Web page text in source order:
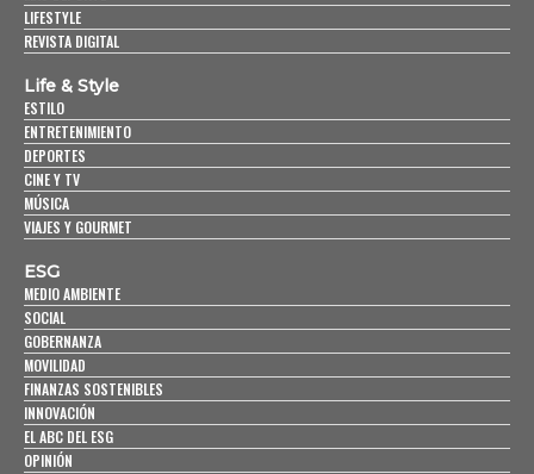
LIFESTYLE
REVISTA DIGITAL
Life & Style
ESTILO
ENTRETENIMIENTO
DEPORTES
CINE Y TV
MÚSICA
VIAJES Y GOURMET
ESG
MEDIO AMBIENTE
SOCIAL
GOBERNANZA
MOVILIDAD
FINANZAS SOSTENIBLES
INNOVACIÓN
EL ABC DEL ESG
OPINIÓN